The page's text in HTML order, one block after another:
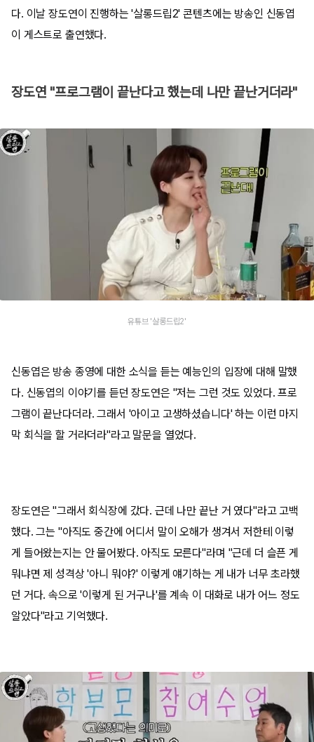
다. 이날 장도연이 진행하는 '살롱드립2' 콘텐츠에는 방송인 신동엽
이 게스트로 출연했다.
장도연 "프로그램이 끝난다고 했는데 나만 끝난거더라"
유튜브 '살롱드립2'
신동엽은 방송 종영에 대한 소식을 듣는 예능인의 입장에 대해 말했
다. 신동엽의 이야기를 듣던 장도연은 "저는 그런 것도 있었다. 프로
그램이 끝난다더라. 그래서 '아이고 고생하셨습니다' 하는 이런 마지
막 회식을 할 거라더라"라고 말문을 열었다.
장도연은 "그래서 회식장에 갔다. 근데 나만 끝난 거 였다"라고 고백
했다. 그는 "아직도 중간에 어디서 말이 오해가 생겨서 저한테 이렇
게 들어왔는지는 안 물어봤다. 아직도 모른다"라며 "근데 더 슬픈 게
뭐냐면 제 성격상 '아니 뭐야?' 이렇게 얘기하는 게 내가 너무 초라했
던 거다. 속으로 '이렇게 된 거구나'를 계속 이 대화로 내가 어느 정도
알았다"라고 기억했다.